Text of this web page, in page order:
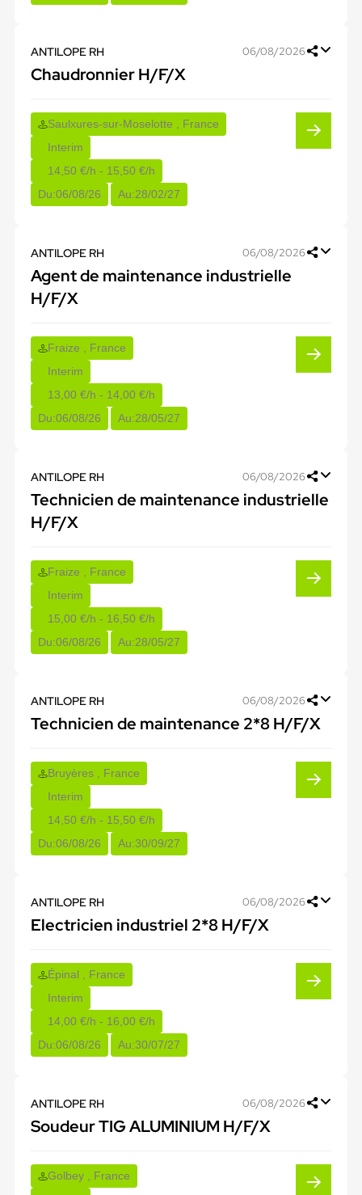
ANTILOPE RH 06/08/2026
Chaudronnier H/F/X
Saulxures-sur-Moselotte , France
Interim
14,50 €/h - 15,50 €/h
Du:06/08/26 Au:28/02/27
ANTILOPE RH 06/08/2026
Agent de maintenance industrielle
H/F/X
Fraize , France
Interim
13,00 €/h - 14,00 €/h
Du:06/08/26 Au:28/05/27
ANTILOPE RH 06/08/2026
Technicien de maintenance industrielle
H/F/X
Fraize , France
Interim
15,00 €/h - 16,50 €/h
Du:06/08/26 Au:28/05/27
ANTILOPE RH 06/08/2026
Technicien de maintenance 2*8 H/F/X
Bruyères , France
Interim
14,50 €/h - 15,50 €/h
Du:06/08/26 Au:30/09/27
ANTILOPE RH 06/08/2026
Electricien industriel 2*8 H/F/X
Épinal , France
Interim
14,00 €/h - 16,00 €/h
Du:06/08/26 Au:30/07/27
ANTILOPE RH 06/08/2026
Soudeur TIG ALUMINIUM H/F/X
Golbey , France